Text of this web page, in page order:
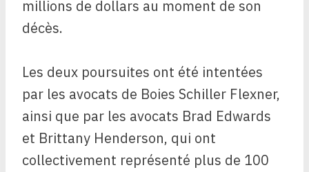
millions de dollars au moment de son
décès.
Les deux poursuites ont été intentées
par les avocats de Boies Schiller Flexner,
ainsi que par les avocats Brad Edwards
et Brittany Henderson, qui ont
collectivement représenté plus de 100